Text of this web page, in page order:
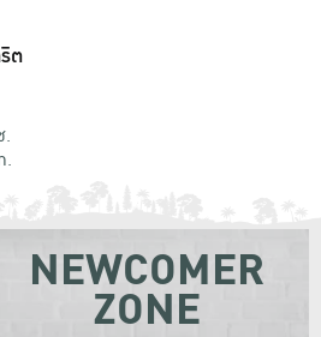
ต
.
.
NEWCOMER
ZONE